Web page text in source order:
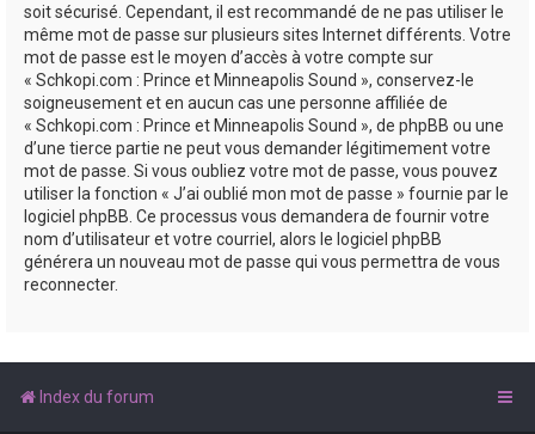
soit sécurisé. Cependant, il est recommandé de ne pas utiliser le
même mot de passe sur plusieurs sites Internet différents. Votre
mot de passe est le moyen d’accès à votre compte sur
« Schkopi.com : Prince et Minneapolis Sound », conservez-le
soigneusement et en aucun cas une personne affiliée de
« Schkopi.com : Prince et Minneapolis Sound », de phpBB ou une
d’une tierce partie ne peut vous demander légitimement votre
mot de passe. Si vous oubliez votre mot de passe, vous pouvez
utiliser la fonction « J’ai oublié mon mot de passe » fournie par le
logiciel phpBB. Ce processus vous demandera de fournir votre
nom d’utilisateur et votre courriel, alors le logiciel phpBB
générera un nouveau mot de passe qui vous permettra de vous
reconnecter.
Index du forum